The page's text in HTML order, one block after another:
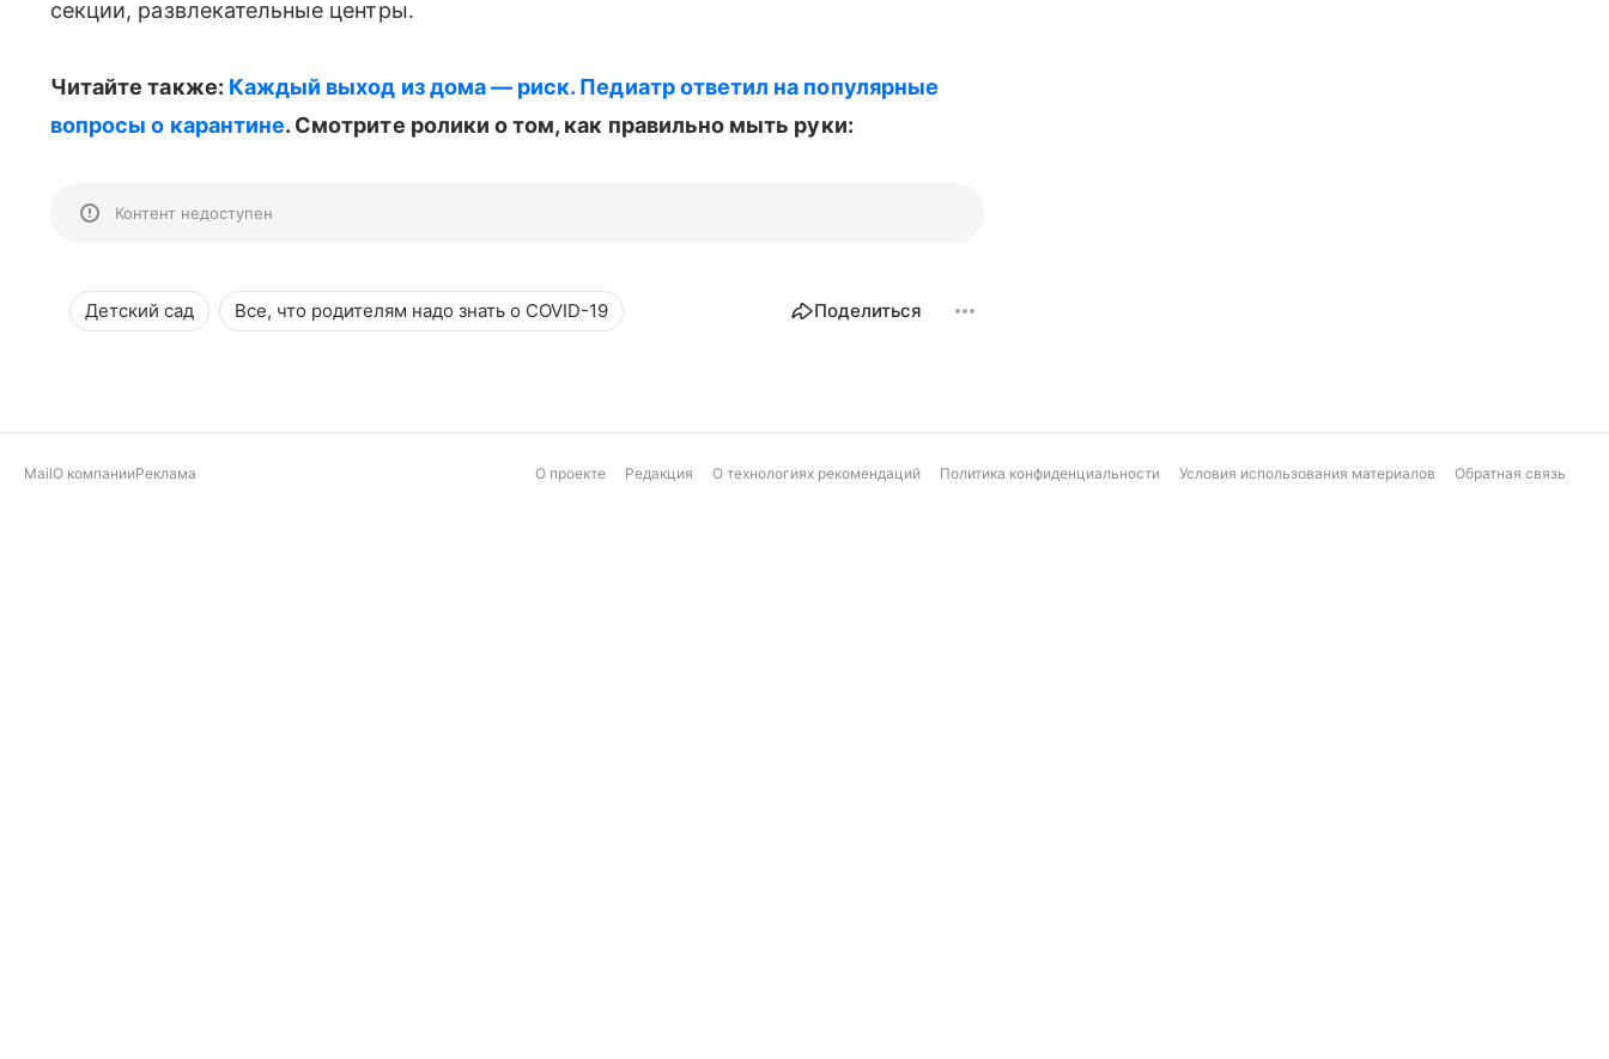
секции, развлекательные центры.
Читайте также: Каждый выход из дома — риск. Педиатр ответил на популярные
вопросы о карантине. Смотрите ролики о том, как правильно мыть руки:
Контент недоступен
Детский сад Все, что родителям надо знать о COVID-19 Поделиться
MailО компанииРеклама О проекте Редакция О технологиях рекомендаций Политика конфиденциальности Условия использования материалов Обратная связь